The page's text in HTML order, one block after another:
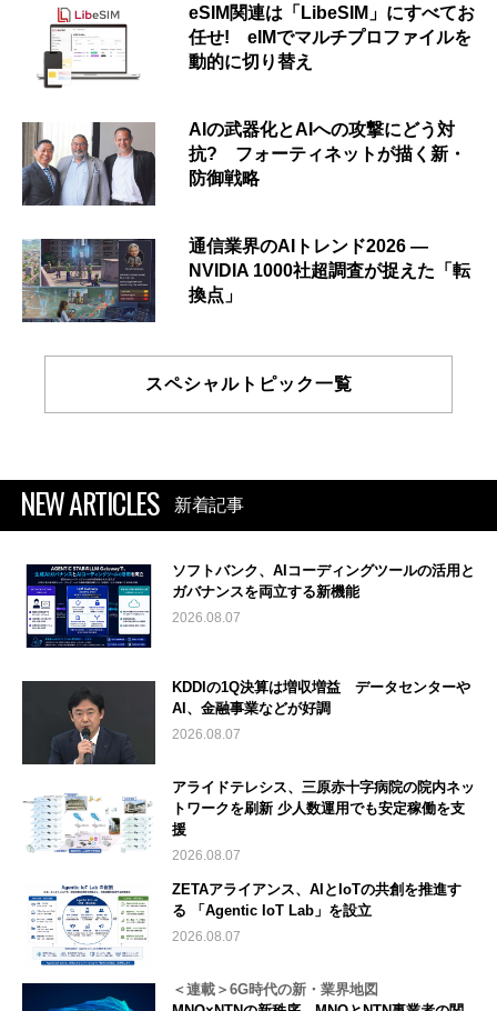
eSIM関連は「LibeSIM」にすべてお
任せ! eIMでマルチプロファイルを
動的に切り替え
AIの武器化とAIへの攻撃にどう対
抗? フォーティネットが描く新・
防御戦略
通信業界のAIトレンド2026 ―
NVIDIA 1000社超調査が捉えた「転
換点」
スペシャルトピック一覧
NEW ARTICLES 新着記事
ソフトバンク、AIコーディングツールの活用と
ガバナンスを両立する新機能
2026.08.07
KDDIの1Q決算は増収増益 データセンターや
AI、金融事業などが好調
2026.08.07
アライドテレシス、三原赤十字病院の院内ネッ
トワークを刷新 少人数運用でも安定稼働を支
援
2026.08.07
ZETAアライアンス、AIとIoTの共創を推進す
る 「Agentic IoT Lab」を設立
2026.08.07
＜連載＞6G時代の新・業界地図